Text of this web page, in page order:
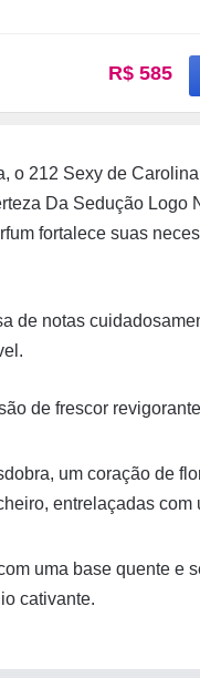
R$ 585
o 212 Sexy de
Da Sedução Logo
fortalece suas
de notas
de frescor
um coração de
entrelaçadas com
uma base quente e
cativante.